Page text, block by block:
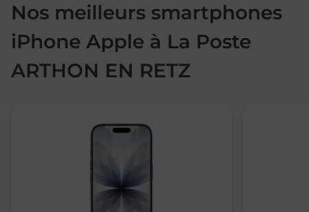
Nos meilleurs smartphones
iPhone Apple à La Poste
ARTHON EN RETZ